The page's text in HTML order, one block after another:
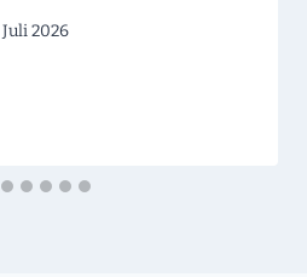
Juli 2026